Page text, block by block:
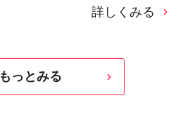
詳しくみる
もっとみる